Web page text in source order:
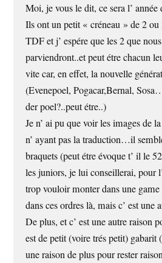
Moi, je vous le dit, ce sera l’ année
Ils ont un petit « créneau » de 2
TDF et j’ espére que les 2 que
parviendront..et peut étre chacun
vite car, en effet, la nouvelle
(Evenepoel, Pogacar,Bernal,
der poel?..peut étre..)
Je n’ ai pu que voir les images de
n’ ayant pas la traduction…il
braquets (peut étre évoque t’ il le
les juniors, je lui conseillerai, pour
trop vouloir monter dans une game
dans ces ordres là, mais c’ est une
De plus, et c’ est une autre raison
est de petit (voire trés petit) gabarit
une raison de plus pour rester